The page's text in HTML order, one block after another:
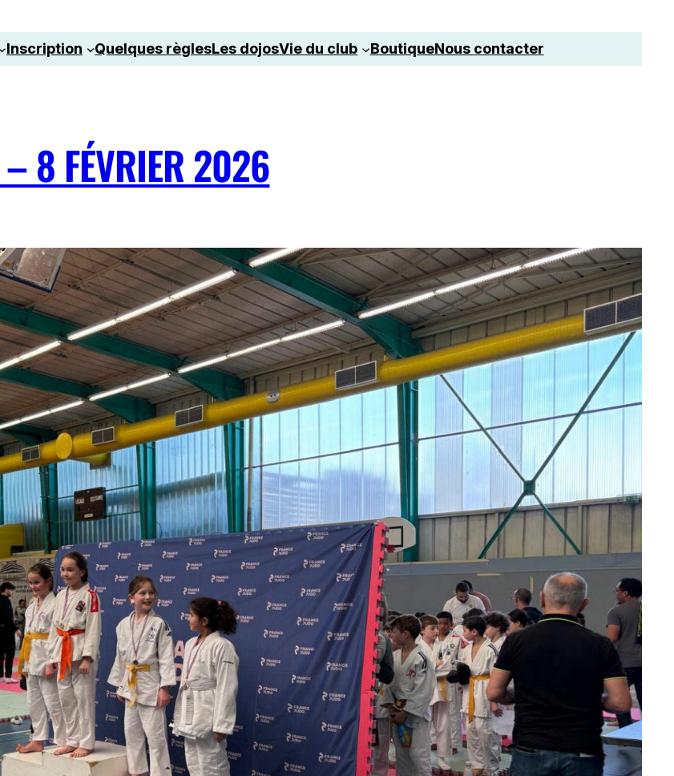
Inscription Quelques règlesLes dojosVie du club BoutiqueNous contacter
– 8 FÉVRIER 2026